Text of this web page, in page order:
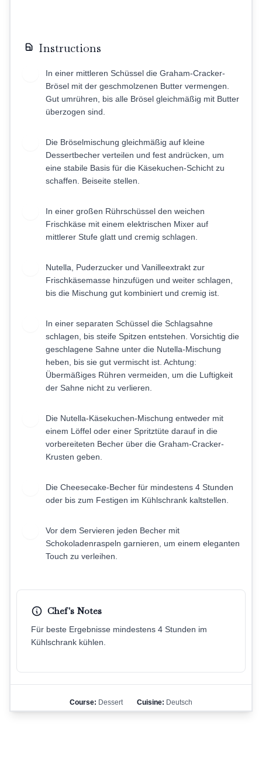
Instructions
In einer mittleren Schüssel die Graham-Cracker-
Brösel mit der geschmolzenen Butter vermengen.
Gut umrühren, bis alle Brösel gleichmäßig mit Butter
überzogen sind.
Die Bröselmischung gleichmäßig auf kleine
Dessertbecher verteilen und fest andrücken, um
eine stabile Basis für die Käsekuchen-Schicht zu
schaffen. Beiseite stellen.
In einer großen Rührschüssel den weichen
Frischkäse mit einem elektrischen Mixer auf
mittlerer Stufe glatt und cremig schlagen.
Nutella, Puderzucker und Vanilleextrakt zur
Frischkäsemasse hinzufügen und weiter schlagen,
bis die Mischung gut kombiniert und cremig ist.
In einer separaten Schüssel die Schlagsahne
schlagen, bis steife Spitzen entstehen. Vorsichtig die
geschlagene Sahne unter die Nutella-Mischung
heben, bis sie gut vermischt ist. Achtung:
Übermäßiges Rühren vermeiden, um die Luftigkeit
der Sahne nicht zu verlieren.
Die Nutella-Käsekuchen-Mischung entweder mit
einem Löffel oder einer Spritztüte darauf in die
vorbereiteten Becher über die Graham-Cracker-
Krusten geben.
Die Cheesecake-Becher für mindestens 4 Stunden
oder bis zum Festigen im Kühlschrank kaltstellen.
Vor dem Servieren jeden Becher mit
Schokoladenraspeln garnieren, um einem eleganten
Touch zu verleihen.
Chef's Notes
Für beste Ergebnisse mindestens 4 Stunden im
Kühlschrank kühlen.
Course: Dessert Cuisine: Deutsch